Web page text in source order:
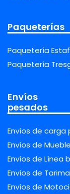
Paqueterías
Paquetería
Paquetería
Envíos
pesados
Envíos de carga
Envíos de
Envíos de Línea
Envíos de Tarima
Envíos de